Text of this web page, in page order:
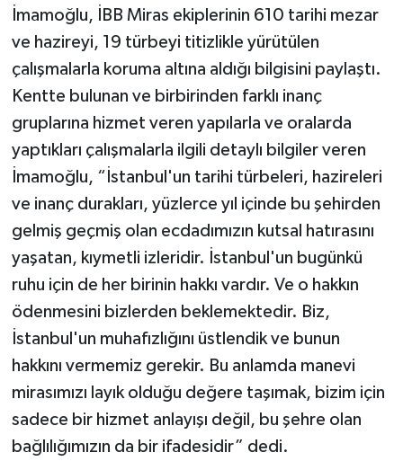
İmamoğlu, İBB Miras ekiplerinin 610 tarihi mezar
ve hazireyi, 19 türbeyi titizlikle yürütülen
çalışmalarla koruma altına aldığı bilgisini paylaştı.
Kentte bulunan ve birbirinden farklı inanç
gruplarına hizmet veren yapılarla ve oralarda
yaptıkları çalışmalarla ilgili detaylı bilgiler veren
İmamoğlu, “İstanbul'un tarihi türbeleri, hazireleri
ve inanç durakları, yüzlerce yıl içinde bu şehirden
gelmiş geçmiş olan ecdadımızın kutsal hatırasını
yaşatan, kıymetli izleridir. İstanbul'un bugünkü
ruhu için de her birinin hakkı vardır. Ve o hakkın
ödenmesini bizlerden beklemektedir. Biz,
İstanbul'un muhafızlığını üstlendik ve bunun
hakkını vermemiz gerekir. Bu anlamda manevi
mirasımızı layık olduğu değere taşımak, bizim için
sadece bir hizmet anlayışı değil, bu şehre olan
bağlılığımızın da bir ifadesidir” dedi.